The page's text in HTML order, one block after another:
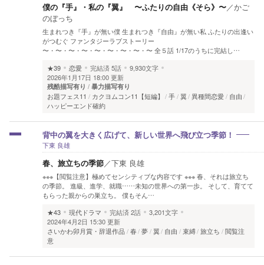
僕の『手』・私の『翼』 〜ふたりの自由《そら》〜／かご
のぼっち
生まれつき『手』が無い僕 生まれつき『自由』が無い私 ふたりの出逢い
がつむぐ ファンタジーラブストーリー
〜・〜・〜・〜・〜・〜・〜・〜・〜 全５話 1/17のうちに完結し…
★39
恋愛 完結済5話
9,930文字
2026年1月17日 18:00 更新
残酷描写有り 暴力描写有り
お題フェス11 カクヨムコン11【短編】 手 翼 異種間恋愛
自由
ハッピーエンド確約
背中の翼を大きく広げて、新しい世界へ飛び立つ季節！
下東 良雄
春、旅立ちの季節／下東 良雄
※※※【閲覧注意】極めてセンシティブな内容です ※※※ 春、それは旅立ち
の季節。 進級、進学、就職……未知の世界への第一歩。 そして、育てて
もらった親からの巣立ち。 僕もそん…
★43
現代ドラマ 完結済2話
3,201文字
2024年4月2日 15:30 更新
さいかわ卯月賞・辞退作品 春 夢 翼 自由 束縛 旅立ち
閲覧注
意